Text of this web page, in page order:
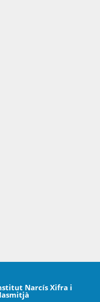
Narcís Xifra i